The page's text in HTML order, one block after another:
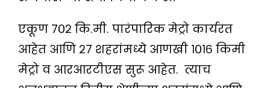
एकूण ७०२ कि.मी. पारंपारिक मेट्रो कार्यरत
आहेत आणि २७ शहरांमध्ये आणखी १०१६ किमी
मेट्रो व आरआरटीएस सुरू आहेत. त्याच